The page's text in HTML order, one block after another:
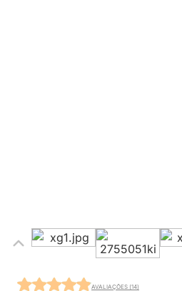
AVALIAÇÕES (14)